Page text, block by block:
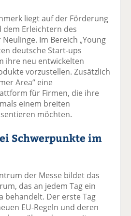
liegt auf der Förderung
Erleichtern des
Im Bereich „Young
deutsche Start-ups
ihre neu entwickelten
vorzustellen. Zusätzlich
Area“ eine
für Firmen, die ihre
einem breiten
möchten.
Schwerpunkte im
der Messe bildet das
das an jedem Tag ein
behandelt. Der erste Tag
EU-Regeln und deren